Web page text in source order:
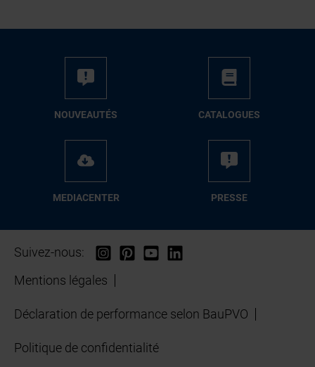
NOUVEAUTÉS CATALOGUES
MEDIACENTER PRESSE
Suivez-nous:
Mentions légales
Déclaration de performance selon BauPVO
Politique de confidentialité